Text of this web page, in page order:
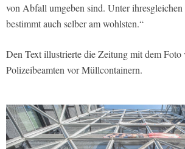
von Abfall umgeben sind. Unter ihresgleichen
bestimmt auch selber am wohlsten.“
Den Text illustrierte die Zeitung mit dem Foto
Polizeibeamten vor Müllcontainern.